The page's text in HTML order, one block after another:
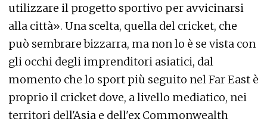
utilizzare il progetto sportivo per avvicinarsi
alla città». Una scelta, quella del cricket, che
può sembrare bizzarra, ma non lo è se vista con
gli occhi degli imprenditori asiatici, dal
momento che lo sport più seguito nel Far East è
proprio il cricket dove, a livello mediatico, nei
territori dell'Asia e dell'ex Commonwealth